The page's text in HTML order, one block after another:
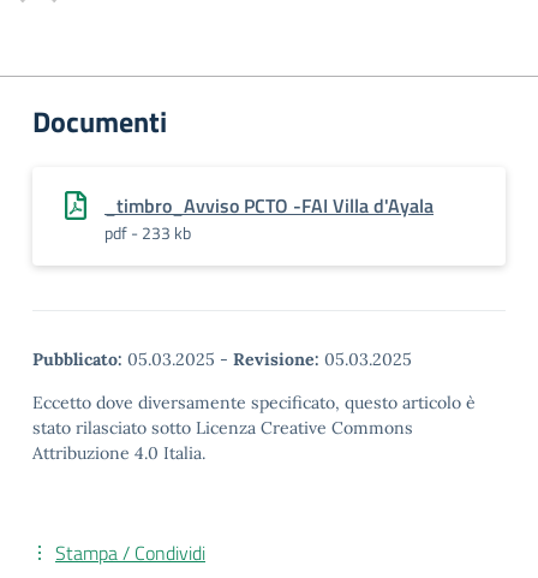
Documenti
_timbro_Avviso PCTO -FAI Villa d'Ayala
pdf - 233 kb
Pubblicato: 05.03.2025 - Revisione: 05.03.2025
Eccetto dove diversamente specificato, questo articolo è
stato rilasciato sotto Licenza Creative Commons
Attribuzione 4.0 Italia.
Stampa / Condividi